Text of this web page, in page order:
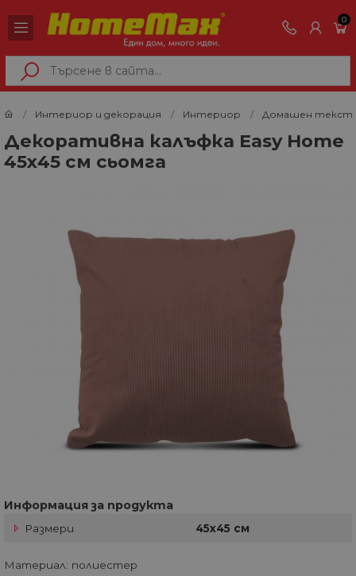
0
Интериор и декорация Интериор Домашен
Декоративна калъфка Easy Home
45х45 см сьомга
Информация за продукта
Размери 45х45 см
Материал: полиестер